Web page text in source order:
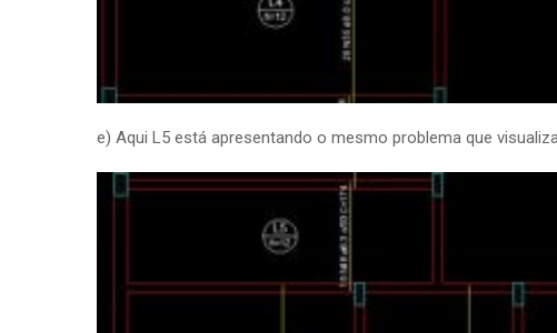
e) Aqui L5 está apresentando o mesmo problema que